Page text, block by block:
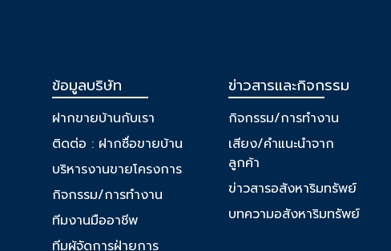
ข้อมูลบริษัท
ฝากขายบ้านกับเรา
ติดต่อ : ฝากซื่อขายบ้าน
บริหารงานขายโครงการ
กิจกรรม/การทำงาน
ทีมงานมืออาชีพ
ทีมผู้จัดการฝ่ายการ
ข่าวสารและกิจกรรม
กิจกรรม/การทำงาน
เสียง/คำแนะนำจาก
ลูกค้า
ข่าวสารอสังหาริมทรัพย์
บทความอสังหาริมทรัพย์